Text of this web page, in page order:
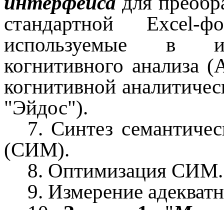
стандартной
используемые в
когнитивного анализа
когнитивной
"Эйдос").
7. Синтез
(СИМ).
8. Оптимизация СИМ.
9. Измерение